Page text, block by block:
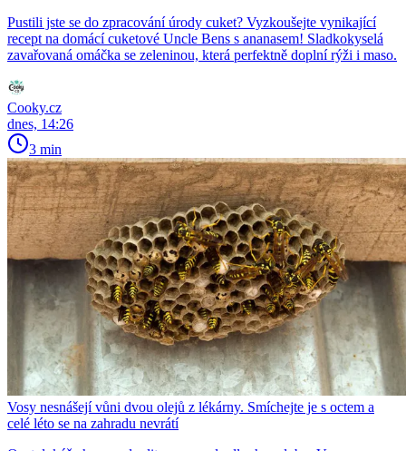
Pustili jste se do zpracování úrody cuket? Vyzkoušejte vynikající
recept na domácí cuketové Uncle Bens s ananasem! Sladkokyselá
zavařovaná omáčka se zeleninou, která perfektně doplní rýži i maso.
Cooky.cz
dnes, 14:26
3 min
Vosy nesnášejí vůni dvou olejů z lékárny. Smíchejte je s octem a
celé léto se na zahradu nevrátí